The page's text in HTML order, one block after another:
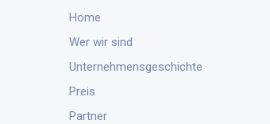
Home
Wer wir sind
Unternehmensgeschichte
Preis
Partner